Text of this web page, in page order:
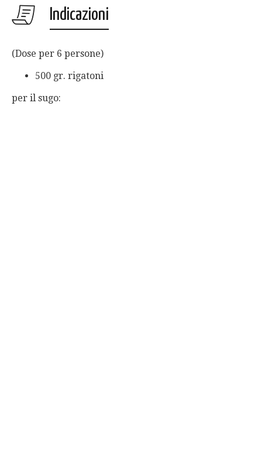
Indicazioni
(Dose per 6 persone)
500 gr. rigatoni
per il sugo: